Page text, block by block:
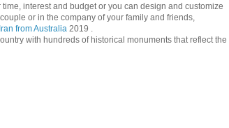
interest and budget or you can design and customize
or in the company of your family and friends,
from Australia 2019 .
with hundreds of historical monuments that reflect the